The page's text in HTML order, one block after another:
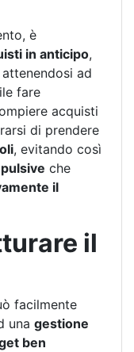
è
in anticipo,
ad
fare
acquisti
di prendere
, evitando così
che
il
il
facilmente
una gestione
ben